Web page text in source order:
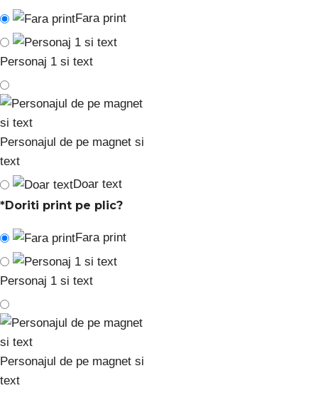
Fara print
Personaj 1 si text
Personajul de pe magnet si
text
Doar text
*Doriti print pe plic?
Fara print
Personaj 1 si text
Personajul de pe magnet si
text